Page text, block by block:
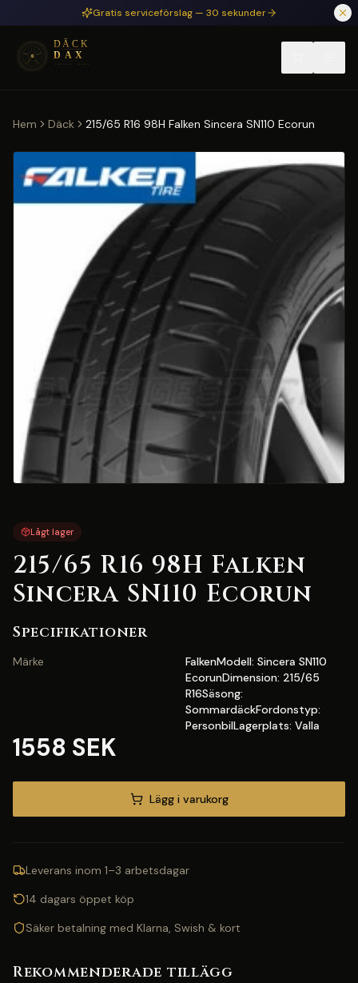
Hoppa till huvudinnehållGratis serviceförslag — 30 sekunder
Hem Däck 215/65 R16 98H Falken Sincera SN110 Ecorun
Lågt lager
215/65 R16 98H Falken
Sincera SN110 Ecorun
Specifikationer
Märke
FalkenModell: Sincera SN110
EcorunDimension: 215/65
R16Säsong:
SommardäckFordonstyp:
PersonbilLagerplats: Valla
1558 SEK
Lägg i varukorg
Leverans inom 1–3 arbetsdagar
14 dagars öppet köp
Säker betalning med Klarna, Swish & kort
Rekommenderade tillägg